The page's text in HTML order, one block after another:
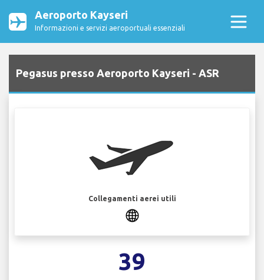
Aeroporto Kayseri
Informazioni e servizi aeroportuali essenziali
Pegasus presso Aeroporto Kayseri - ASR
Collegamenti aerei utili
39